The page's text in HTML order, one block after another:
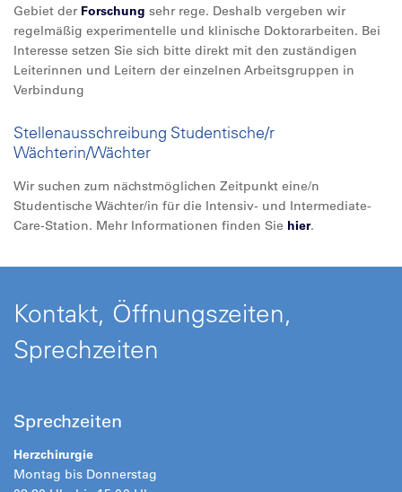
Gebiet der Forschung sehr rege. Deshalb vergeben wir
regelmäßig experimentelle und klinische Doktorarbeiten. Bei
Interesse setzen Sie sich bitte direkt mit den zuständigen
Leiterinnen und Leitern der einzelnen Arbeitsgruppen in
Verbindung
Stellenausschreibung Studentische/r
Wächterin/Wächter
Wir suchen zum nächstmöglichen Zeitpunkt eine/n
Studentische Wächter/in für die Intensiv- und Intermediate-
Care-Station. Mehr Informationen finden Sie hier.
Kontakt, Öffnungszeiten,
Sprechzeiten
Sprechzeiten
Herzchirurgie
Montag bis Donnerstag